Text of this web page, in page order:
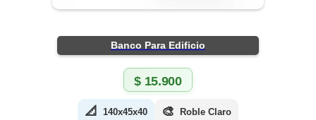
Banco Para Edificio
$15.900
📐 140x45x40 🎨 Roble Claro